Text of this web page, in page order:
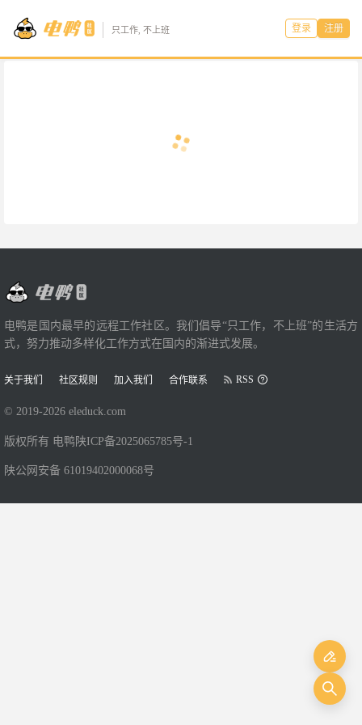
只工作, 不上班 登录 注册
电鸭是国内最早的远程工作社区。我们倡导“只工作，不上班”的生活方
式，努力推动多样化工作方式在国内的渐进式发展。
关于我们 社区规则 加入我们 合作联系 RSS
© 2019-2026 eleduck.com
版权所有 电鸭 陕ICP备2025065785号-1
陕公网安备 61019402000068号